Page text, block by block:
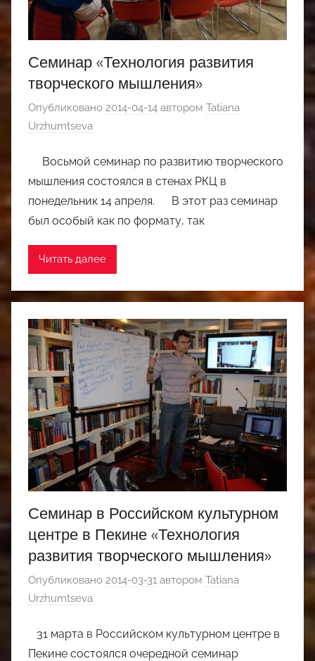
Семинар «Технология развития
творческого мышления»
Опубликовано 2014-04-14 автором Tatiana
Urzhumtseva
Восьмой семинар по развитию творческого
мышления состоялся в стенах РКЦ в
понедельник 14 апреля. В этот раз семинар
был особый как по формату, так
Читать далее
Семинар в Российском культурном
центре в Пекине «Технология
развития творческого мышления»
Опубликовано 2014-03-31 автором Tatiana
Urzhumtseva
31 марта в Российском культурном центре в
Пекине состоялся очередной семинар